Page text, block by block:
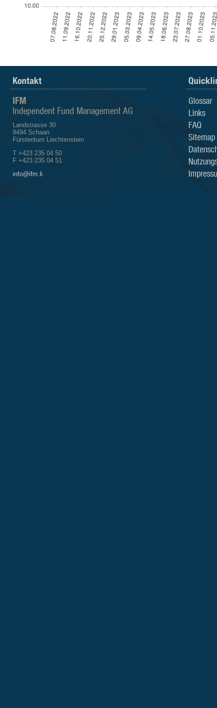
Kontakt
IFM
Independent Fund Management AG
Landstrasse 30
9494 Schaan
Fürstentum Liechtenstein
T +423 235 04 50
F +423 235 04 51
info@ifm.li
Glossar
Links
FAQ
Sitemap